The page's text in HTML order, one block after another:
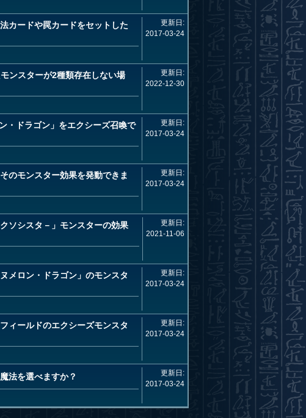
カードや罠カードをセットした
更新日:
2017-03-24
ンスターが2種類存在しない場
更新日:
2022-12-30
・ドラゴン」をエクシーズ召喚で
更新日:
2017-03-24
のモンスター効果を発動できま
更新日:
2017-03-24
ソシスタ－」モンスターの効果
更新日:
2021-11-06
メロン・ドラゴン」のモンスタ
更新日:
2017-03-24
ィールドのエクシーズモンスタ
更新日:
2017-03-24
法を選べますか？
更新日:
2017-03-24